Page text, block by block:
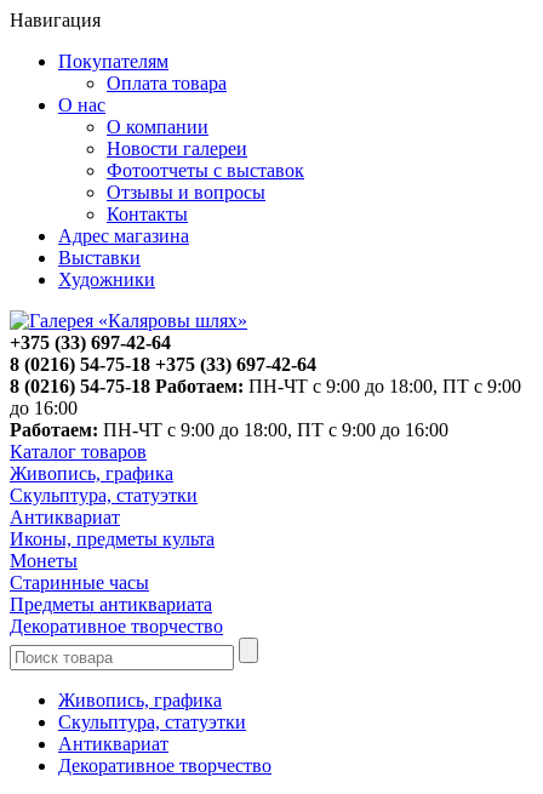
Навигация
Покупателям
Оплата товара
О нас
О компании
Новости галереи
Фотоотчеты с выставок
Отзывы и вопросы
Контакты
Адрес магазина
Выставки
Художники
+375 (33) 697-42-64
8 (0216) 54-75-18 +375 (33) 697-42-64
8 (0216) 54-75-18 Работаем: ПН-ЧТ с 9:00 до 18:00, ПТ с 9:00
до 16:00
Работаем: ПН-ЧТ с 9:00 до 18:00, ПТ с 9:00 до 16:00
Каталог товаров
Живопись, графика
Скульптура, статуэтки
Антиквариат
Иконы, предметы культа
Монеты
Старинные часы
Предметы антиквариата
Декоративное творчество
Живопись, графика
Скульптура, статуэтки
Антиквариат
Декоративное творчество